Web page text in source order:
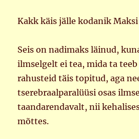
Kakk käis jälle kodanik
Seis on nadimaks läinud,
ilmselgelt ei tea, mida ta
rahusteid täis topitud, aga
tserebraalparalüüsi osas
taandarendavalt, nii
mõttes.